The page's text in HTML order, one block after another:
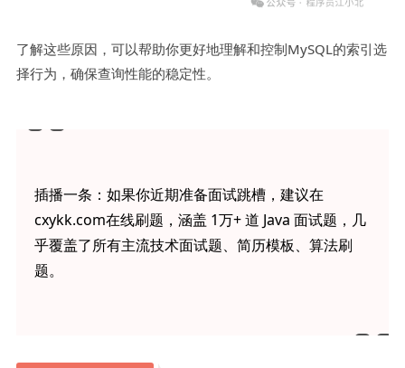
了解这些原因，可以帮助你更好地理解和控制MySQL的索引选
择行为，确保查询性能的稳定性。
插播一条：如果你近期准备面试跳槽，建议在
cxykk.com在线刷题，涵盖 1万+ 道 Java 面试题，几
乎覆盖了所有主流技术面试题、简历模板、算法刷
题。